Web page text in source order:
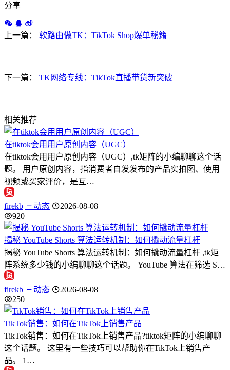
分享
上一篇： 软路由做TK：TikTok Shop爆单秘籍
下一篇： TK网络专线：TikTok直播带货新突破
相关推荐
在tiktok会用用户原创内容（UGC）
在tiktok会用用户原创内容（UGC）,tk矩阵的小编聊聊这个话
题。 用户原创内容，指消费者自发发布的产品实拍图、使用
视频或买家评价，是互…
firekb 动态
2026-08-08
920
揭秘 YouTube Shorts 算法运转机制：如何撬动流量杠杆
揭秘 YouTube Shorts 算法运转机制：如何撬动流量杠杆 ,tk矩
阵系统多少钱的小编聊聊这个话题。 YouTube 算法在筛选 S…
firekb 动态
2026-08-08
250
TikTok销售：如何在TikTok上销售产品
TikTok销售：如何在TikTok上销售产品?tiktok矩阵的小编聊聊
这个话题。 这里有一些技巧可以帮助你在TikTok上销售产
品。 1…